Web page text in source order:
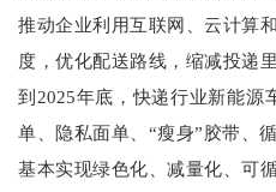
推动企业利用互联网、云计算
度，优化配送路线，缩减投递
到 2025年底，快递行业新能源
单、隐私面单、 “瘦身”胶带、
基本实现绿色化、减量化、可